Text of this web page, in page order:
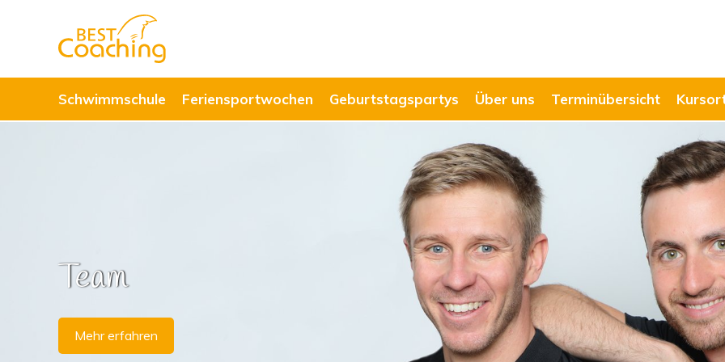
Schwimmschule Feriensportwochen Geburtstagspartys Über uns Terminübersicht
Schwimmkurse
zu den Kursen